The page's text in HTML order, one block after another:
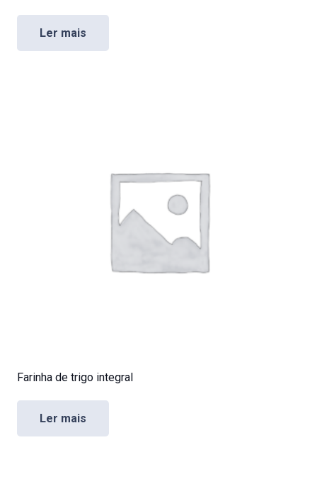
Ler mais
Farinha de trigo integral
Ler mais